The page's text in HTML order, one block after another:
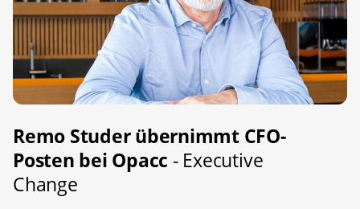
Remo Studer übernimmt CFO-
Posten bei Opacc - Executive
Change